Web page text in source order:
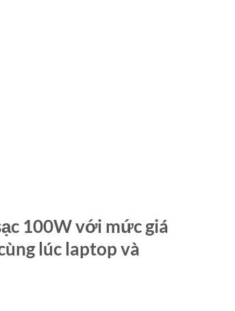
100W với mức giá
lúc laptop và